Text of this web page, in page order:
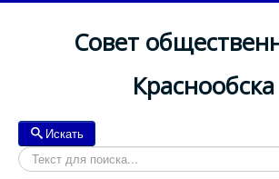
Совет
Краснообска
Искать